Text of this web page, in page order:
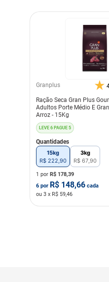
Granplus
Ração Seca Gran Plus
Adultos Porte Médio E Grande Ovelha E
Arroz - 15Kg
LEVE 6 PAGUE 5
Quantidades
15kg
R$ 222,90
3kg
R$ 67,90
1 por R$ 178,39
6 por R$ 148,66 cada
ou 3 x R$ 59,46